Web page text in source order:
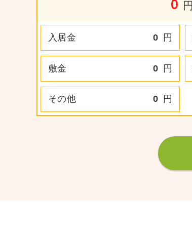
0 円
入居金 0 円
敷金 0 円
その他 0 円